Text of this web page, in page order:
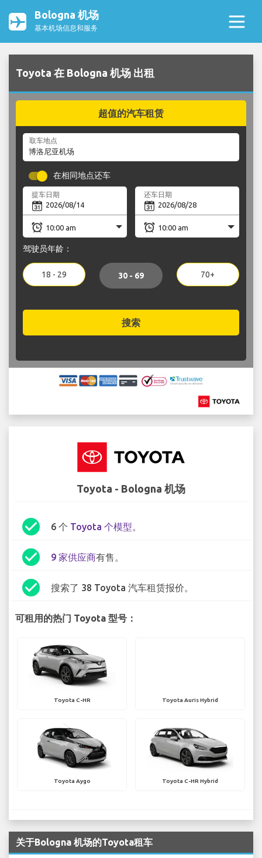
Bologna 机场
基本机场信息和服务
Toyota 在 Bologna 机场 出租
超值的汽车租赁
取车地点
在相同地点还车
提车日期 还车日期
驾驶员年龄：
18 - 29 30 - 69 70+
搜索
Toyota - Bologna 机场
check_circle 6 个 Toyota 个模型。
check_circle 9 家供应商有售。
check_circle 搜索了 38 Toyota 汽车租赁报价。
可租用的热门 Toyota 型号：
Toyota C-HR Toyota Auris Hybrid
Toyota Aygo Toyota C-HR Hybrid
关于Bologna 机场的Toyota租车